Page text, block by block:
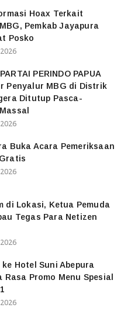
Hoax Terkait
Pemkab Jayapura
Posko
PERINDO PAPUA
Penyalur MBG di Distrik
Ditutup Pasca-
Buka Acara Pemeriksaan
di Lokasi, Ketua Pemuda
Tegas Para Netizen
Hotel Suni Abepura
Rasa Promo Menu Spesial